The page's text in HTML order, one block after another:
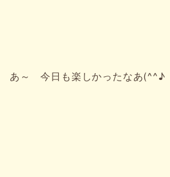
あ～ 今日も楽しかったなあ(^^♪